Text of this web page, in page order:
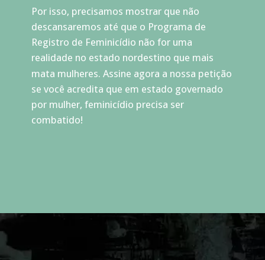
Por isso, precisamos mostrar que não
descansaremos até que o Programa de
Registro de Feminicídio não for uma
realidade no estado nordestino que mais
mata mulheres. Assine agora a nossa petição
se você acredita que em estado governado
por mulher, feminicídio precisa ser
combatido!